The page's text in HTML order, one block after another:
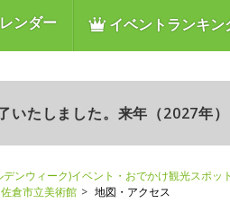
ンダー イベントランキン
いたしました。来年（2027年
ンウィーク)イベント・おでかけ観光スポット
佐倉市立美術館 地図・アクセス